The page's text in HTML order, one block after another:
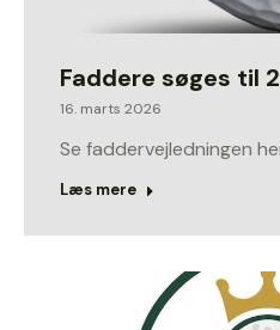
Faddere søges til
16. marts 2026
Se faddervejledningen
Læs mere